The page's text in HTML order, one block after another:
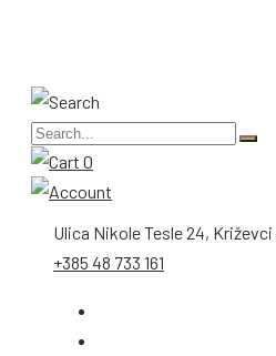
0
Ulica Nikole Tesle 24, Križevci
+385 48 733 161